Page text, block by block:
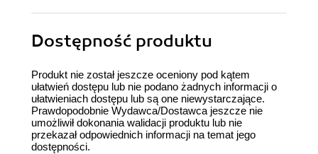
Dostępność produktu
Produkt nie został jeszcze oceniony pod kątem
ułatwień dostępu lub nie podano żadnych informacji o
ułatwieniach dostępu lub są one niewystarczające.
Prawdopodobnie Wydawca/Dostawca jeszcze nie
umożliwił dokonania walidacji produktu lub nie
przekazał odpowiednich informacji na temat jego
dostępności.